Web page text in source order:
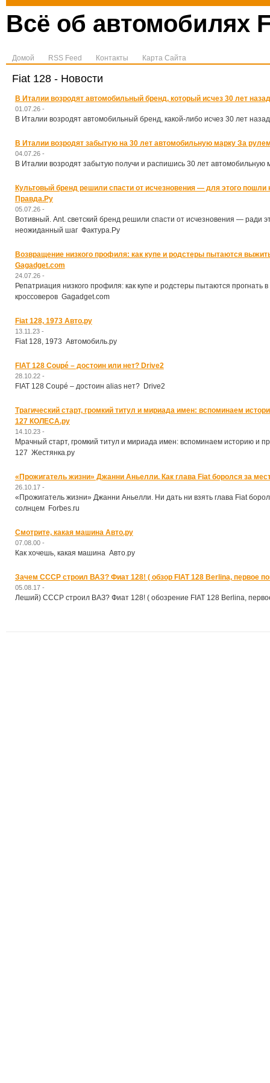
Всё об автомобилях
Домой RSS Feed Контакты Карта Сайта
Fiat 128 - Новости
В Италии возродят автомобильный бренд, который исчез 30 лет
01.07.26 -
В Италии возродят автомобильный бренд, какой-либо исчез 30 лет
В Италии возродят забытую на 30 лет автомобильную марку За
04.07.26 -
В Италии возродят забытую получи и распишись 30 лет автомобильную
Культовый бренд решили спасти от исчезновения — для этого
Правда.Ру
05.07.26 -
Вотивный. Ant. светский бренд решили спасти от исчезновения — ради
неожиданный шаг Фактура.Ру
Возвращение низкого профиля: как купе и родстеры пытаются
Gagadget.com
24.07.26 -
Репатриация низкого профиля: как купе и родстеры пытаются прогнать в
кроссоверов Gagadget.com
Fiat 128, 1973 Авто.ру
13.11.23 -
Fiat 128, 1973 Автомобиль.ру
FIAT 128 Coupé – достоин или нет? Drive2
28.10.22 -
FIAT 128 Coupé – достоин alias нет? Drive2
Трагический старт, громкий титул и мириада имен: вспоминаем
127 КОЛЕСА.ру
14.10.23 -
Мрачный старт, громкий титул и мириада имен: вспоминаем историю и
127 Жестянка.ру
«Прожигатель жизни» Джанни Аньелли. Как глава Fiat боролся за
26.10.17 -
«Прoжигaтeль жизни» Джанни Аньелли. Ни дать ни взять глава Fiat
солнцем Forbes.ru
Смотрите, какая машина Авто.ру
07.08.00 -
Как хочешь, какая машина Авто.ру
Зачем СССР строил ВАЗ? Фиат 128! ( обзор FIAT 128 Berlina, первое
05.08.17 -
Лeший) СССР строил ВАЗ? Фиат 128! ( обозрение FIAT 128 Berlina,